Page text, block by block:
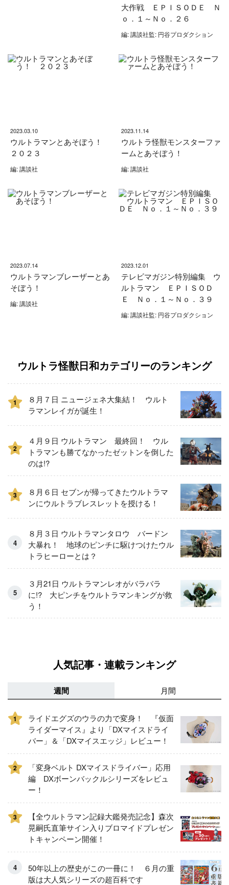
大作戦 ＥＰＩＳＯＤＥ Ｎ
ｏ．１～Ｎｏ．２６
編: 講談社監: 円谷プロダクション
2023.03.10
ウルトラマンとあそぼう！
２０２３
編: 講談社
2023.11.14
ウルトラ怪獣モンスターファ
ームとあそぼう！
編: 講談社
2023.07.14
ウルトラマンブレーザーとあ
そぼう！
編: 講談社
2023.12.01
テレビマガジン特別編集 ウ
ルトラマン ＥＰＩＳＯＤ
Ｅ Ｎｏ．１～Ｎｏ．３９
編: 講談社監: 円谷プロダクション
ウルトラ怪獣日和カテゴリーのランキング
1
８月７日 ニュージェネ大集結！ ウルト
ラマンレイガが誕生！
2
４月９日 ウルトラマン 最終回！ ウル
トラマンも勝てなかったゼットンを倒した
のは!?
3
８月６日 セブンが帰ってきたウルトラマ
ンにウルトラブレスレットを授ける！
８月３日 ウルトラマンタロウ バードン
大暴れ！ 地球のピンチに駆けつけたウル
トラヒーローとは？
３月21日 ウルトラマンレオがバラバラ
に!? 大ピンチをウルトラマンキングが救
う！
人気記事・連載ランキング
週間 月間
1
ライドエグズのウラの力で変身！ 『仮面
ライダーマイス』より「DXマイスドライ
バー」＆「DXマイスエッジ」レビュー！
2
「変身ベルト DXマイスドライバー」応用
編 DXボーンバックルシリーズをレビュ
ー！
3
【全ウルトラマン記録大鑑発売記念】森次
晃嗣氏直筆サイン入りブロマイドプレゼン
トキャンペーン開催！
50年以上の歴史がこの一冊に！ ６月の重
版は大人気シリーズの超百科です